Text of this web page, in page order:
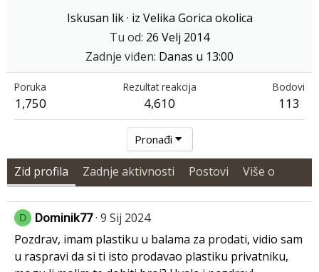
Iskusan lik · iz Velika Gorica okolica
Tu od 26 Velj 2014
Zadnje viđen Danas u 13:00
Poruka
1,750
Rezultat reakcija
4,610
Bodovi
113
Pronađi
Zid profila Zadnje aktivnosti Postovi Više o
D Dominik77 9 Sij 2024
Pozdrav, imam plastiku u balama za prodati, vidio sam
u raspravi da si ti isto prodavao plastiku privatniku,